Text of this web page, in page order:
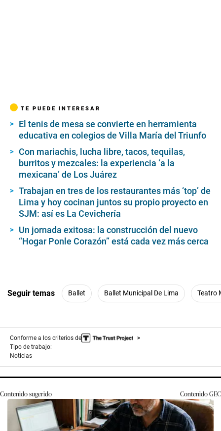
TE PUEDE INTERESAR
El tenis de mesa se convierte en herramienta
educativa en colegios de Villa María del Triunfo
Con mariachis, lucha libre, tacos, tequilas,
burritos y mezcales: la experiencia ‘a la
mexicana’ de Los Juárez
Trabajan en tres de los restaurantes más ‘top’ de
Lima y hoy cocinan juntos su propio proyecto en
SJM: así es La Cevichería
Un jornada exitosa: la construcción del nuevo
“Hogar Ponle Corazón” está cada vez más cerca
Seguir temas Ballet Ballet Municipal De Lima Teatro
Conforme a los criterios de
Tipo de trabajo:
Noticias
Contenido sugerido ContenidoGEC